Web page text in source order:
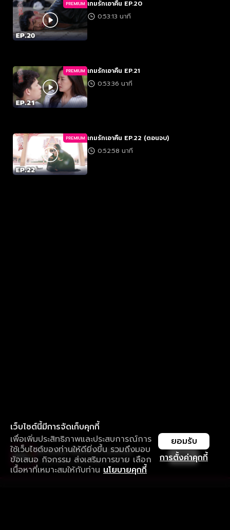
PREMIUM เกมรักเอาคืน EP.20
0:53:13 นาที
PREMIUM เกมรักเอาคืน EP.21
0:53:36 นาที
PREMIUM เกมรักเอาคืน EP.22 (ตอนจบ)
0:52:58 นาที
เว็บไซต์นี้มีการจัดเก็บคุกกี้
เพื่อเพิ่มประสิทธิภาพและประสบการณ์การ
ใช้เว็บไซต์ของท่านให้ดียิ่งขึ้น รวมถึงมอบ
ข้อเสนอ กิจกรรม ส่งเสริมการขาย เลือก
เนื้อหาที่เหมาะสมให้กับท่าน นโยบายคุกกี้
การตั้งค่าคุกกี้
ยอมรับ
ใช้งานแอป ลื่นไหลกว่า ไม่มีสะดุด
ดาวน์โหลดแอปเพื่อการรับชมที่ดีกว่า เปิด